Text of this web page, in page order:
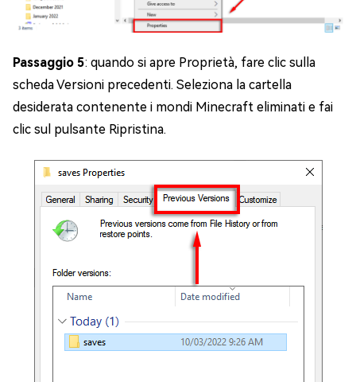
Passaggio 5: quando si apre Proprietà, fare clic sulla
scheda Versioni precedenti. Seleziona la cartella
desiderata contenente i mondi Minecraft eliminati e fai
clic sul pulsante Ripristina.